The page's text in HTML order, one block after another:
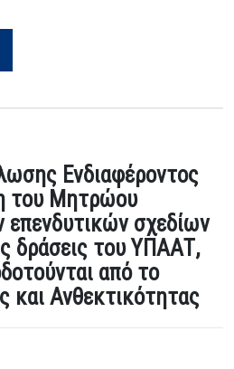
Ενδιαφέροντος
του Μητρώου
σχεδίων
δράσεις του ΥΠΑΑΤ,
από το
και Ανθεκτικότητας